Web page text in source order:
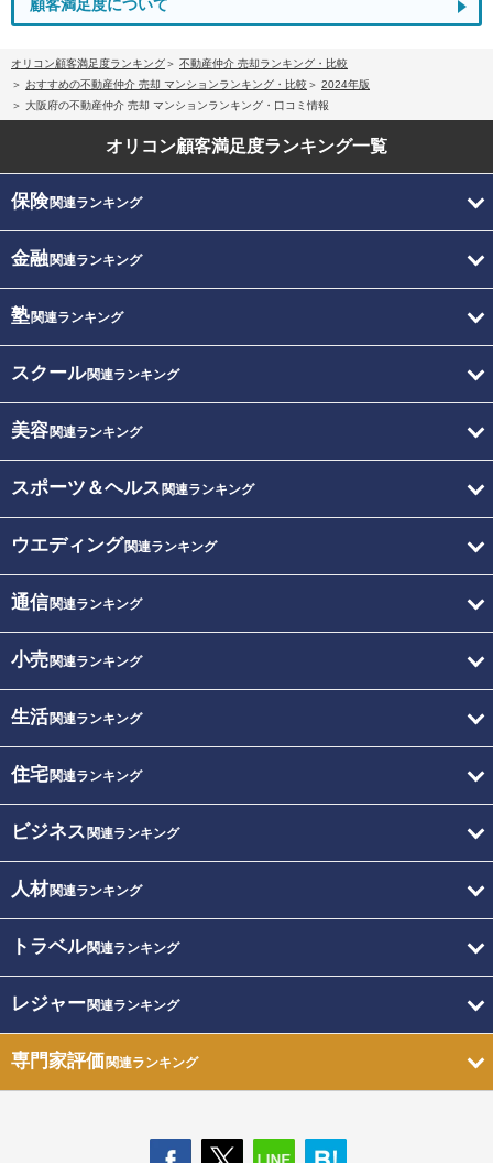
顧客満足度について
オリコン顧客満足度ランキング
不動産仲介 売却ランキング・比較
おすすめの不動産仲介 売却 マンションランキング・比較
2024年版
大阪府の不動産仲介 売却 マンションランキング・口コミ情報
オリコン顧客満足度ランキング一覧
保険関連ランキング
金融関連ランキング
塾関連ランキング
スクール関連ランキング
美容関連ランキング
スポーツ＆ヘルス 関連ランキング
ウエディング関連ランキング
通信関連ランキング
小売関連ランキング
生活関連ランキング
住宅関連ランキング
ビジネス 関連ランキング
人材関連ランキング
トラベル関連ランキング
レジャー関連ランキング
専門家評価関連ランキング